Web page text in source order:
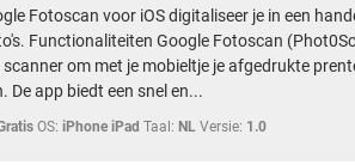
Fotoscan voor iOS digitaliseer je in een
Functionaliteiten Google Fotoscan
scanner om met je mobieltje je afgedrukte
De app biedt een snel en...
OS: iPhone iPad Taal: NL Versie: 1.0